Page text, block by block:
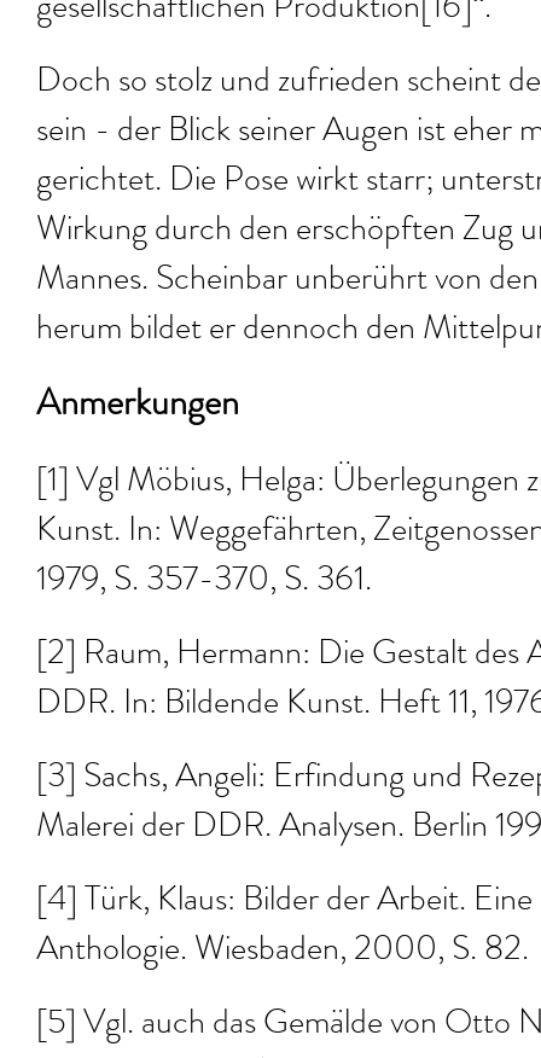
gesellschaftlichen Produktion[16]“.
Doch so stolz und zufrieden scheint
sein - der Blick seiner Augen ist eher
gerichtet. Die Pose wirkt starr;
Wirkung durch den erschöpften Zug
Mannes. Scheinbar unberührt von
herum bildet er dennoch den
Anmerkungen
[1] Vgl Möbius, Helga:
Kunst. In: Weggefährten,
1979, S. 357-370, S. 361.
[2] Raum, Hermann: Die Gestalt des
DDR. In: Bildende Kunst. Heft 11,
[3] Sachs, Angeli: Erfindung und
Malerei der DDR. Analysen. Berlin
[4] Türk, Klaus: Bilder der Arbeit.
Anthologie. Wiesbaden, 2000, S. 82.
[5] Vgl. auch das Gemälde von Otto